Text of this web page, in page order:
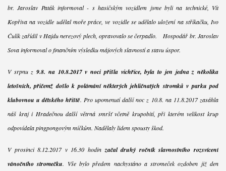
br. Jaroslav Paták informoval - s hasičským vozidlem jsme byli na technické, Vít
Kopřiva na vozidle udělal moře práce, ve vozidle se udělalo uložení na stříkačku, Ivo
Čulík zařídil v Hajdu nerezový plech, opravovalo se čerpadlo. Hospodář br. Jaroslav
Sova informoval o finančním výsledku májových slavností a stavu úspor.
V srpnu z 9.8. na 10.8.2017 v noci přišla vichřice, byla to jen jedna z několika
letošních, přičemž došlo k polámání některých jehličnatých stromků v parku pod
klubovnou u dětského hřiště. Pro upomenutí další noc z 10.8. na 11.8.2017 zasáhla
náš kraj i Hradečnou další větrná smršť včetně krupobití, při kterém velikost krup
odpovídala pingpongovým míčkům. Nadělaly lidem spousty škod.
V prosinci 8.12.2017 v 16.30 hodin začal druhý ročník slavnostního rozsvícení
vánočního stromečku. Vše bylo předem nachystáno a stromeček ozdoben již den